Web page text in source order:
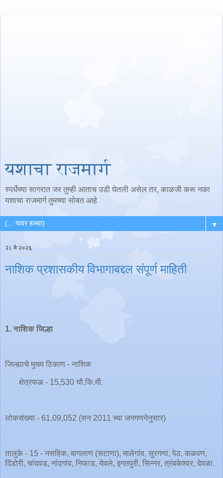
यशाचा राजमार्ग
स्पर्धेच्या सागरात जर तुम्ही आताच उडी घेतली असेल तर, काळजी करू नका
यशाचा राजमार्ग तुमच्या सोबत आहे
▼
२८ मे २०२६
नाशिक प्रशासकीय विभागाबद्दल संपूर्ण माहिती
1. नाशिक जिल्हा
जिल्ह्याचे मुख्य ठिकाण - नाशिक
क्षेत्रफळ - 15,530 चौ.कि.मी.
लोकसंख्या - 61,09,052 (सन 2011 च्या जनगणनेनुसार)
तालुके - 15 - नसहिक, बागलाण (सटाणा), मालेगांव, सुरगणा, पेठ, कळवण,
दिंडोरी, चांदवड, नांदगांव, निफाड, येवले, इगतपुरी, सिन्नर, त्रंबकेश्वर, देवळा.